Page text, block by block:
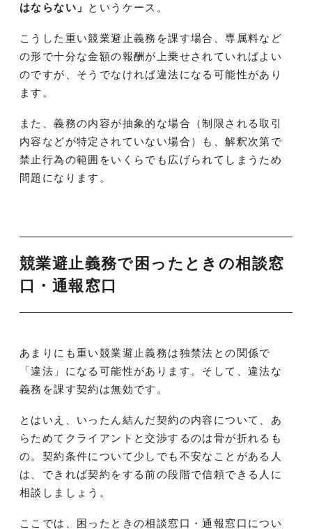
はならない」 というケース。
こうした重い競業避止義務を課す場合、専属料など
の形で十分な金額の報酬が上乗せされていればよい
のですが、そうでなければ違法になる可能性があり
ます。
また、義務の内容が抽象的な場合（制限される取引
内容などが特定されていない場合）も、解釈次第で
禁止行為の範囲をいくらでも広げられてしまうため
問題になります。
競業避止義務で困ったときの相談窓
口・通報窓口
あまりにも重い競業避止義務は独禁法との関係で
「違法」になる可能性があります。そして、違法な
義務を課す契約は無効です。
とはいえ、いったん結んだ契約の内容について、あ
らためてクライアントと交渉するのは骨が折れるも
の。契約条件について少しでも不安なことがある人
は、できれば契約をする前の段階で信頼できる人に
相談しましょう。
ここでは、困ったときの相談窓口・通報窓口につい